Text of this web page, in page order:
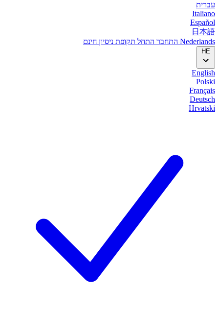
עברית
Italiano
Español
日本語
Nederlands התחבר התחל תקופת ניסיון חינם
HE
English
Polski
Français
Deutsch
Hrvatski